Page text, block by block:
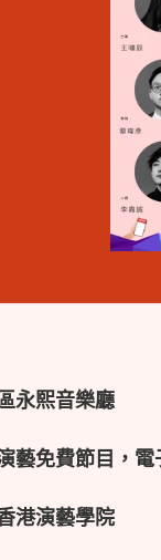
永熙音樂廳
藝免費節目，
港演藝學院